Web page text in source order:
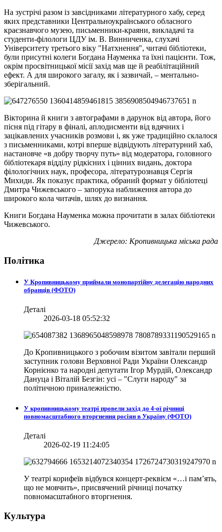
На зустрічі разом із завсідниками літературного хабу, серед
яких представники Центральноукраїнського обласного
краєзнавчого музею, письменники-краяни, викладачі та
студенти-філологи ЦДУ ім. В. Винниченка, слухачі
Університету третього віку "Натхнення", читачі бібліотеки,
були присутні колеги Богдана Науменка та їхні пацієнти. Тож,
окрім просвітницької місії захід мав ще й реабілітаційний
ефект. А для широкого загалу, як і зазвичай, – ментально-
зберігальний.
Вікторина й книги з автографами в дарунок від автора, його
пісня під гітару в фіналі, аплодисменти від вдячних і
зацікавлених учасників розмови і, як уже традиційно склалося
з письменниками, котрі вперше відвідують літературний хаб,
настановче «в добру творчу путь» від модератора, головного
бібліотекаря відділу рідкісних і цінних видань, доктора
філологічних наук, професора, літературознавця Сергія
Михиди. Як показує практика, обраний формат у бібліотеці
Дмитра Чижевського – запорука наближення автора до
широкого кола читачів, шлях до визнання.
Книги Богдана Науменка можна прочитати в залах бібліотеки
Чижевського.
Джерело: Кропивницька міська рада
Політика
У Кропивницькому приймали монопартійну делегацію народних
обранців (ФОТО)
Деталі
2026-03-18 05:52:32
До Кропивницького з робочим візитом завітали перший
заступник голови Верховної Ради України Олександр
Корнієнко та народні депутати Ігор Мурдій, Олександр
Дануца і Віталій Безгін: усі – "Слуги народу" за
політичною приналежністю.
У кропивницькому театрі провели захід до 4-ої річниці
повномасштабного вторгнення росіян в Україну (ФОТО)
Деталі
2026-02-19 11:24:05
У театрі корифеїв відбувся концерт-реквієм «…і пам’ять,
що не мовчить», присвячений річниці початку
повномасштабного вторгнення.
Культура